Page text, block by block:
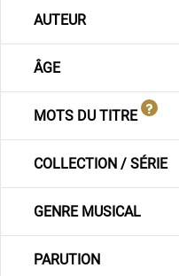
AUTEUR
ÂGE
MOTS DU TITRE
COLLECTION / SÉRIE
GENRE MUSICAL
PARUTION